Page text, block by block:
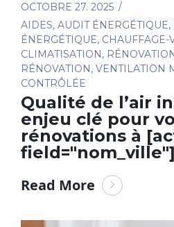
OCTOBRE 27. 2025
AIDES, AUDIT ÉNERGÉTIQUE,
ÉNERGÉTIQUE,
CLIMATISATION,
RÉNOVATION, VENTILATION
CONTRÔLÉE
Qualité de l’air
enjeu clé pour
rénovations à
field="nom_ville"]
Read More